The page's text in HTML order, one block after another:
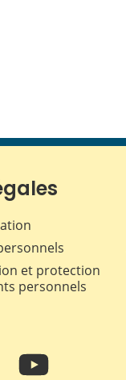
et protection
personnels